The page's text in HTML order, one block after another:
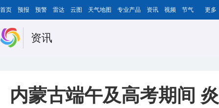
首页 预报 预警 雷达 云图 天气地图 专业产品 资讯 视频 节气 更多
资讯
内蒙古端午及高考期间